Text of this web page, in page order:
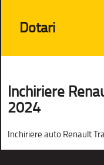
Dotari
Inchiriere
2024
Inchiriere auto Renault